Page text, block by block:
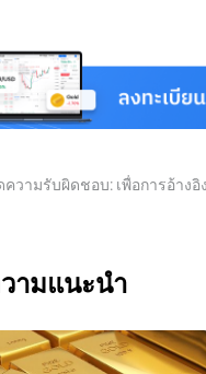
วามรับผิดชอบ: เพื่อการอ้าง
ามแนะนำ